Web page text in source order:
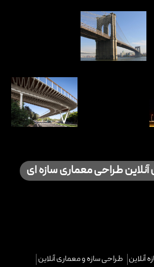
طراحی معماری سازه ای
آنلاین طراحی سازه و معماری آنلاین